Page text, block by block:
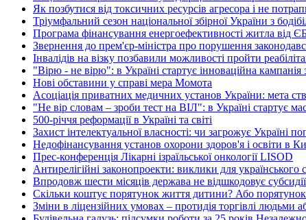
Як позбутися від токсичних ресурсів агресора і не
Тріумфальний сезон національної збірної України з
Програма фінансування енергоефективності житла від
Звернення до прем'єр-міністра про порушення
Інвалідів на візку позбавили можливості пройти
"Вірю - не вірю": в Україні стартує інноваційна
Нові обставини у справі мера Момота
Асоціація приватних медичних установ України: мета
"Не вір словам – зроби тест на ВІЛ": в Україні стартує
500-річчя реформації в Україні та світі
Захист інтелектуальної власності: чи загрожує Україні
Недофінансування установ охорони здоров'я і освіти в
Прес-конференція Лікарні ізраїльської онкології LISOD
Антирелігійні законопроекти: виклики для українського
Впродовж шести місяців держава не відшкодовує
Скільки коштує порятунок життя дитини? Або
Зміни в ліцензійних умовах – протидія торгівлі людьми